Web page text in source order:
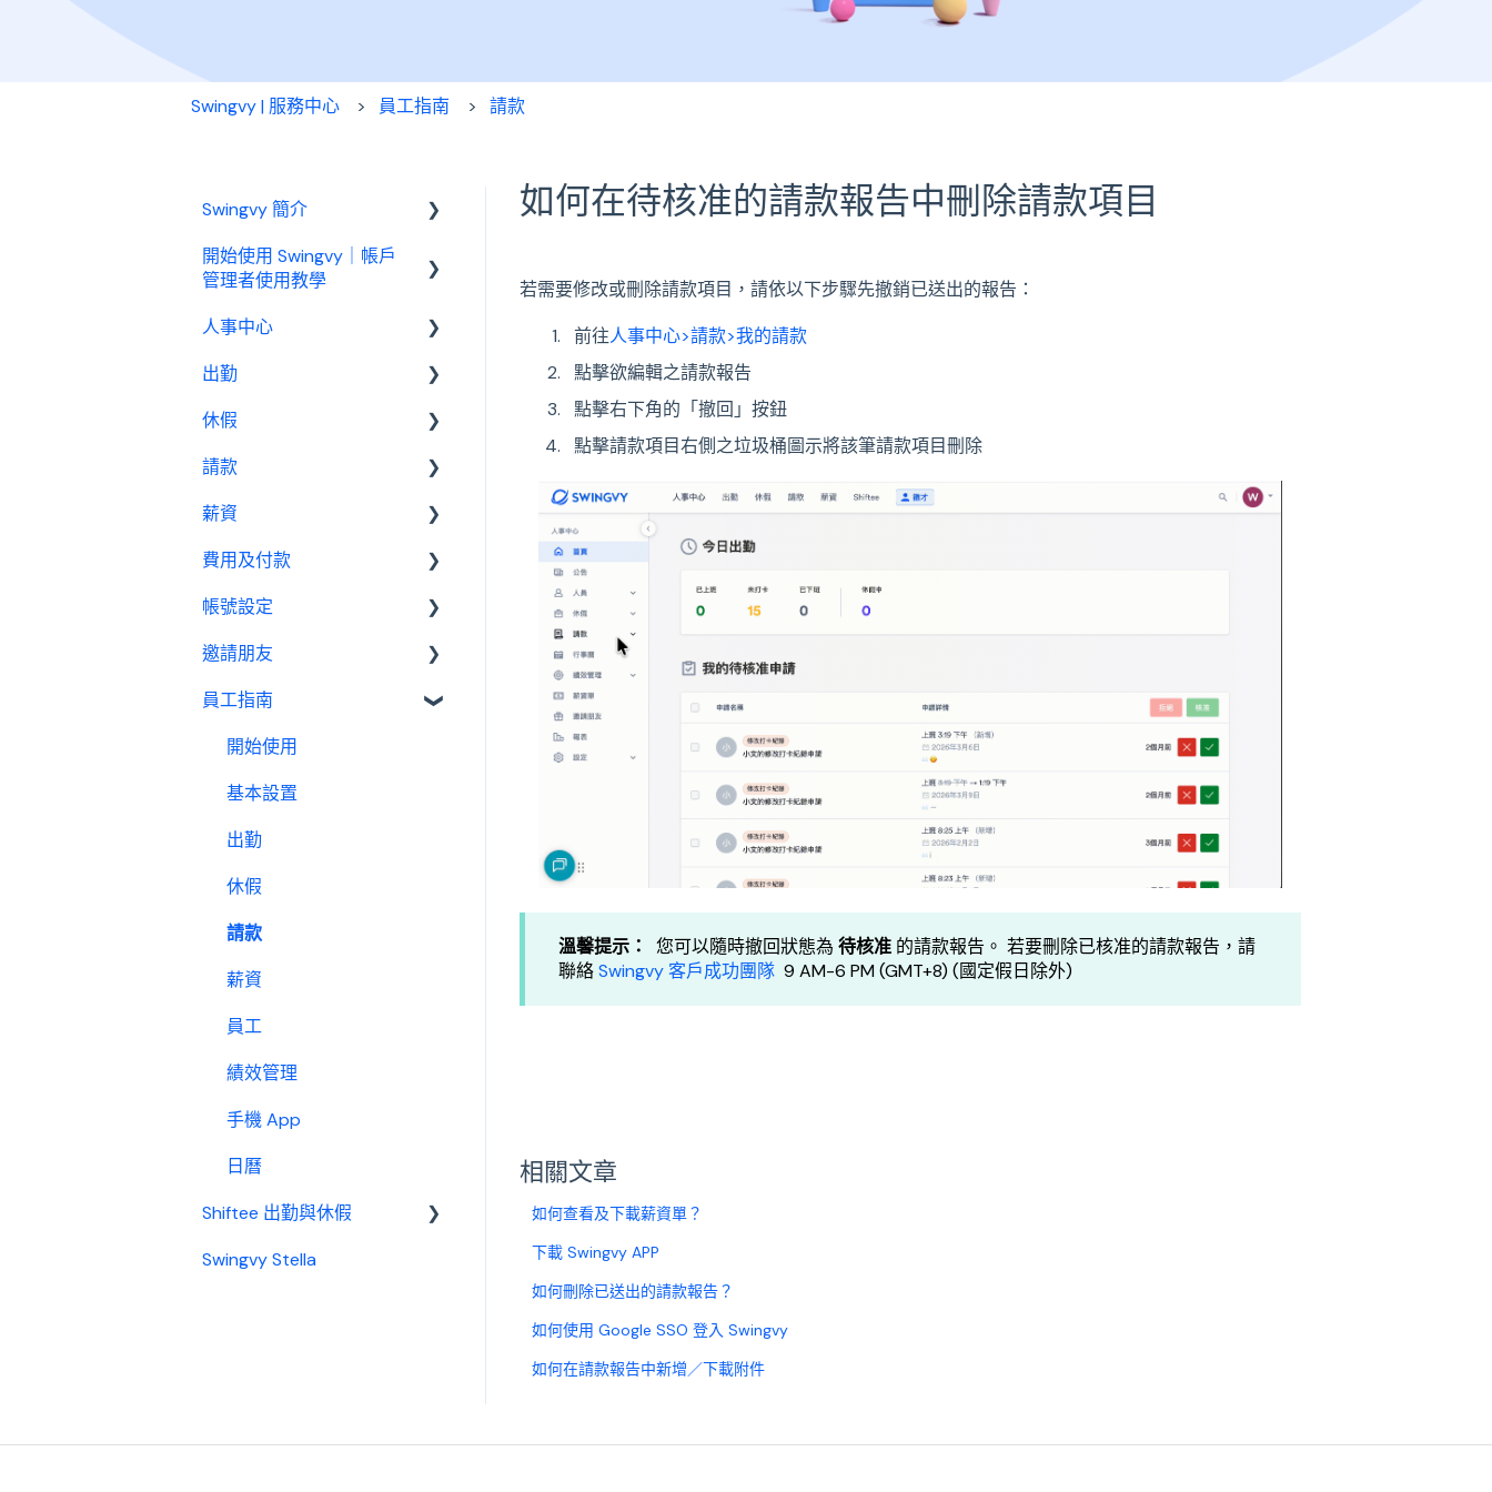
Swingvy | 服務中心 員工指南 請款
如何在待核准的請款報告中刪除請款項目
若需要修改或刪除請款項目，請依以下步驟先撤銷已送出的報告：
前往人事中心>請款>我的請款
點擊欲編輯之請款報告
點擊右下角的「撤回」按鈕
點擊請款項目右側之垃圾桶圖示將該筆請款項目刪除
溫馨提示： 您可以隨時撤回狀態為 待核准的請款報告。 若要刪除已核准的請款報告，請
聯絡Swingvy 客戶成功團隊9 AM-6 PM (GMT+8) (國定假日除外)
相關文章
如何查看及下載薪資單？
下載 Swingvy APP
如何刪除已送出的請款報告？
如何使用 Google SSO 登入 Swingvy
如何在請款報告中新增／下載附件
Swingvy 簡介
認識 Swingvy
開始使用 Swingvy｜帳戶
管理者使用教學
Swingvy 新手教學｜所有你
人事中心
人員
公告
行事曆
績效管理
設定
報表
出勤
基本設定
出勤管理者
我是員工
休假
基本設置
休假管理員
請款
請款管理員
薪資
基本設置
薪資管理員
費用及付款
訂閱相關
費用及付款
帳號設定
管理設定
邀請朋友
邀請制度
員工指南
開始使用
基本設置
出勤
休假
請款
薪資
員工
績效管理
手機 App
日曆
Shiftee 出勤與休假
Swingvy x Shiftee 新手教
公司設定
Swingvy Stella